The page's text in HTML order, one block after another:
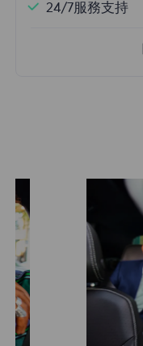
24/7服務支持